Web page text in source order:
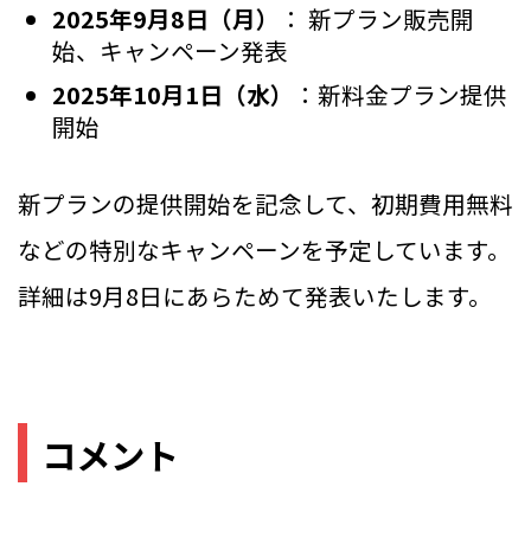
2025年9月8日（月）
： 新プラン販売開
始、キャンペーン発表
2025年10月1日（水）
：新料金プラン提供
開始
新プランの提供開始を記念して、初期費用無料
などの特別なキャンペーンを予定しています。
詳細は9月8日にあらためて発表いたします。
コメント